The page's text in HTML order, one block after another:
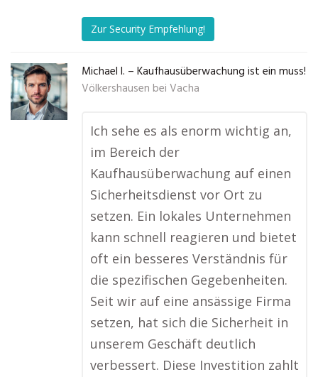
Zur Security Empfehlung!
Michael I. – Kaufhausüberwachung ist ein muss!
Völkershausen bei Vacha
Ich sehe es als enorm wichtig an,
im Bereich der
Kaufhausüberwachung auf einen
Sicherheitsdienst vor Ort zu
setzen. Ein lokales Unternehmen
kann schnell reagieren und bietet
oft ein besseres Verständnis für
die spezifischen Gegebenheiten.
Seit wir auf eine ansässige Firma
setzen, hat sich die Sicherheit in
unserem Geschäft deutlich
verbessert. Diese Investition zahlt